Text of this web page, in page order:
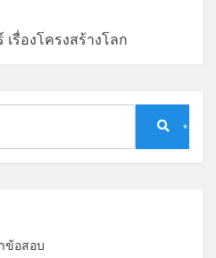
รื่องโครงสร้างโลก
ข้อสอบ